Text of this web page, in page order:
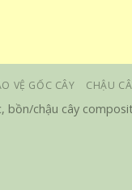
VỆ GỐC CÂY CHẬU
bồn/chậu cây